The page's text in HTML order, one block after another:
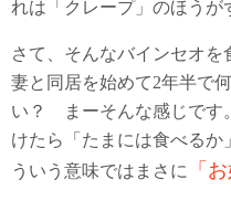
れは「クレープ」のほうが
さて、そんなバインセオ
妻と同居を始めて2年半で
い？ まーそんな感じです
けたら「たまには食べる
ういう意味ではまさに
「